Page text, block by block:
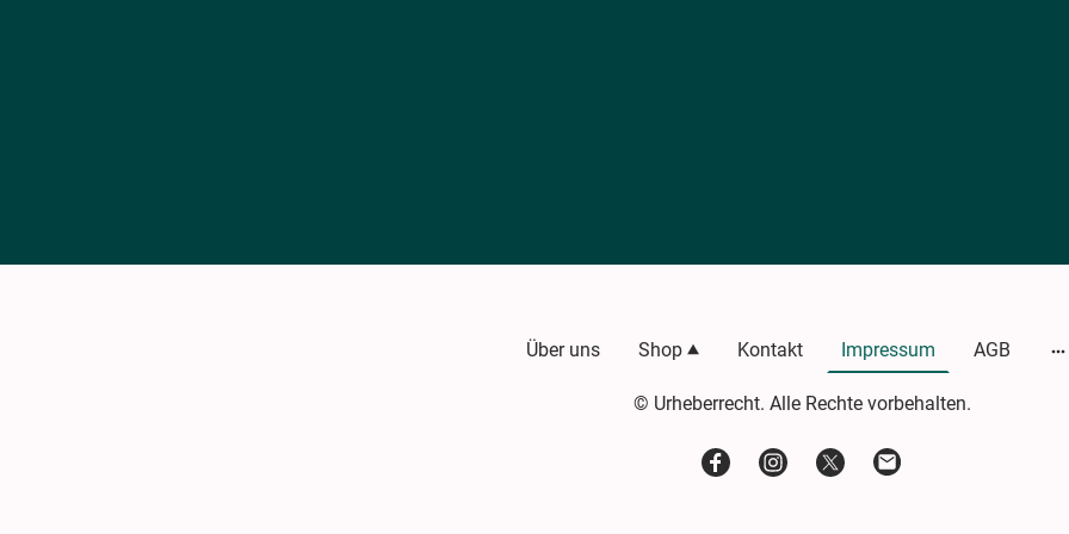
Über uns Shop Kontakt Impressum AGB
© Urheberrecht. Alle Rechte vorbehalten.